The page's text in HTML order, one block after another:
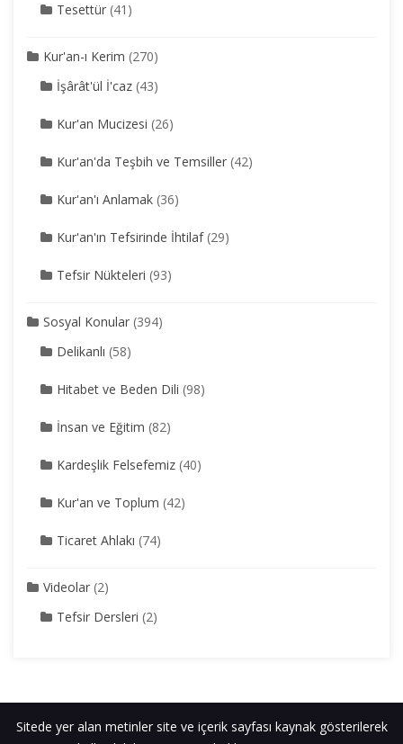
Tesettür (41)
Kur'an-ı Kerim (270)
İşârât'ül İ'caz (43)
Kur'an Mucizesi (26)
Kur'an'da Teşbih ve Temsiller (42)
Kur'an'ı Anlamak (36)
Kur'an'ın Tefsirinde İhtilaf(29)
Tefsir Nükteleri (93)
Sosyal Konular (394)
Delikanlı (58)
Hitabet ve Beden Dili (98)
İnsan ve Eğitim (82)
Kardeşlik Felsefemiz (40)
Kur'an ve Toplum (42)
Ticaret Ahlakı (74)
Videolar (2)
Tefsir Dersleri (2)
Sitede yer alan metinler site ve içerik sayfası kaynak gösterilerek